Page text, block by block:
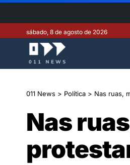
sábado, 8 de agosto de 2026
011 News > Política > Nas ruas,
Nas